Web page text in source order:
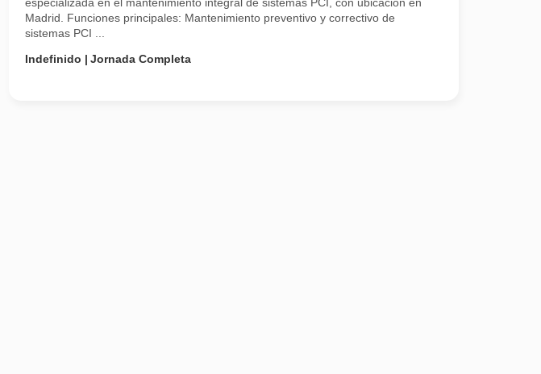
Madrid. Funciones principales: Mantenimiento preventivo y correctivo de
sistemas PCI ...
Indefinido
Jornada Completa